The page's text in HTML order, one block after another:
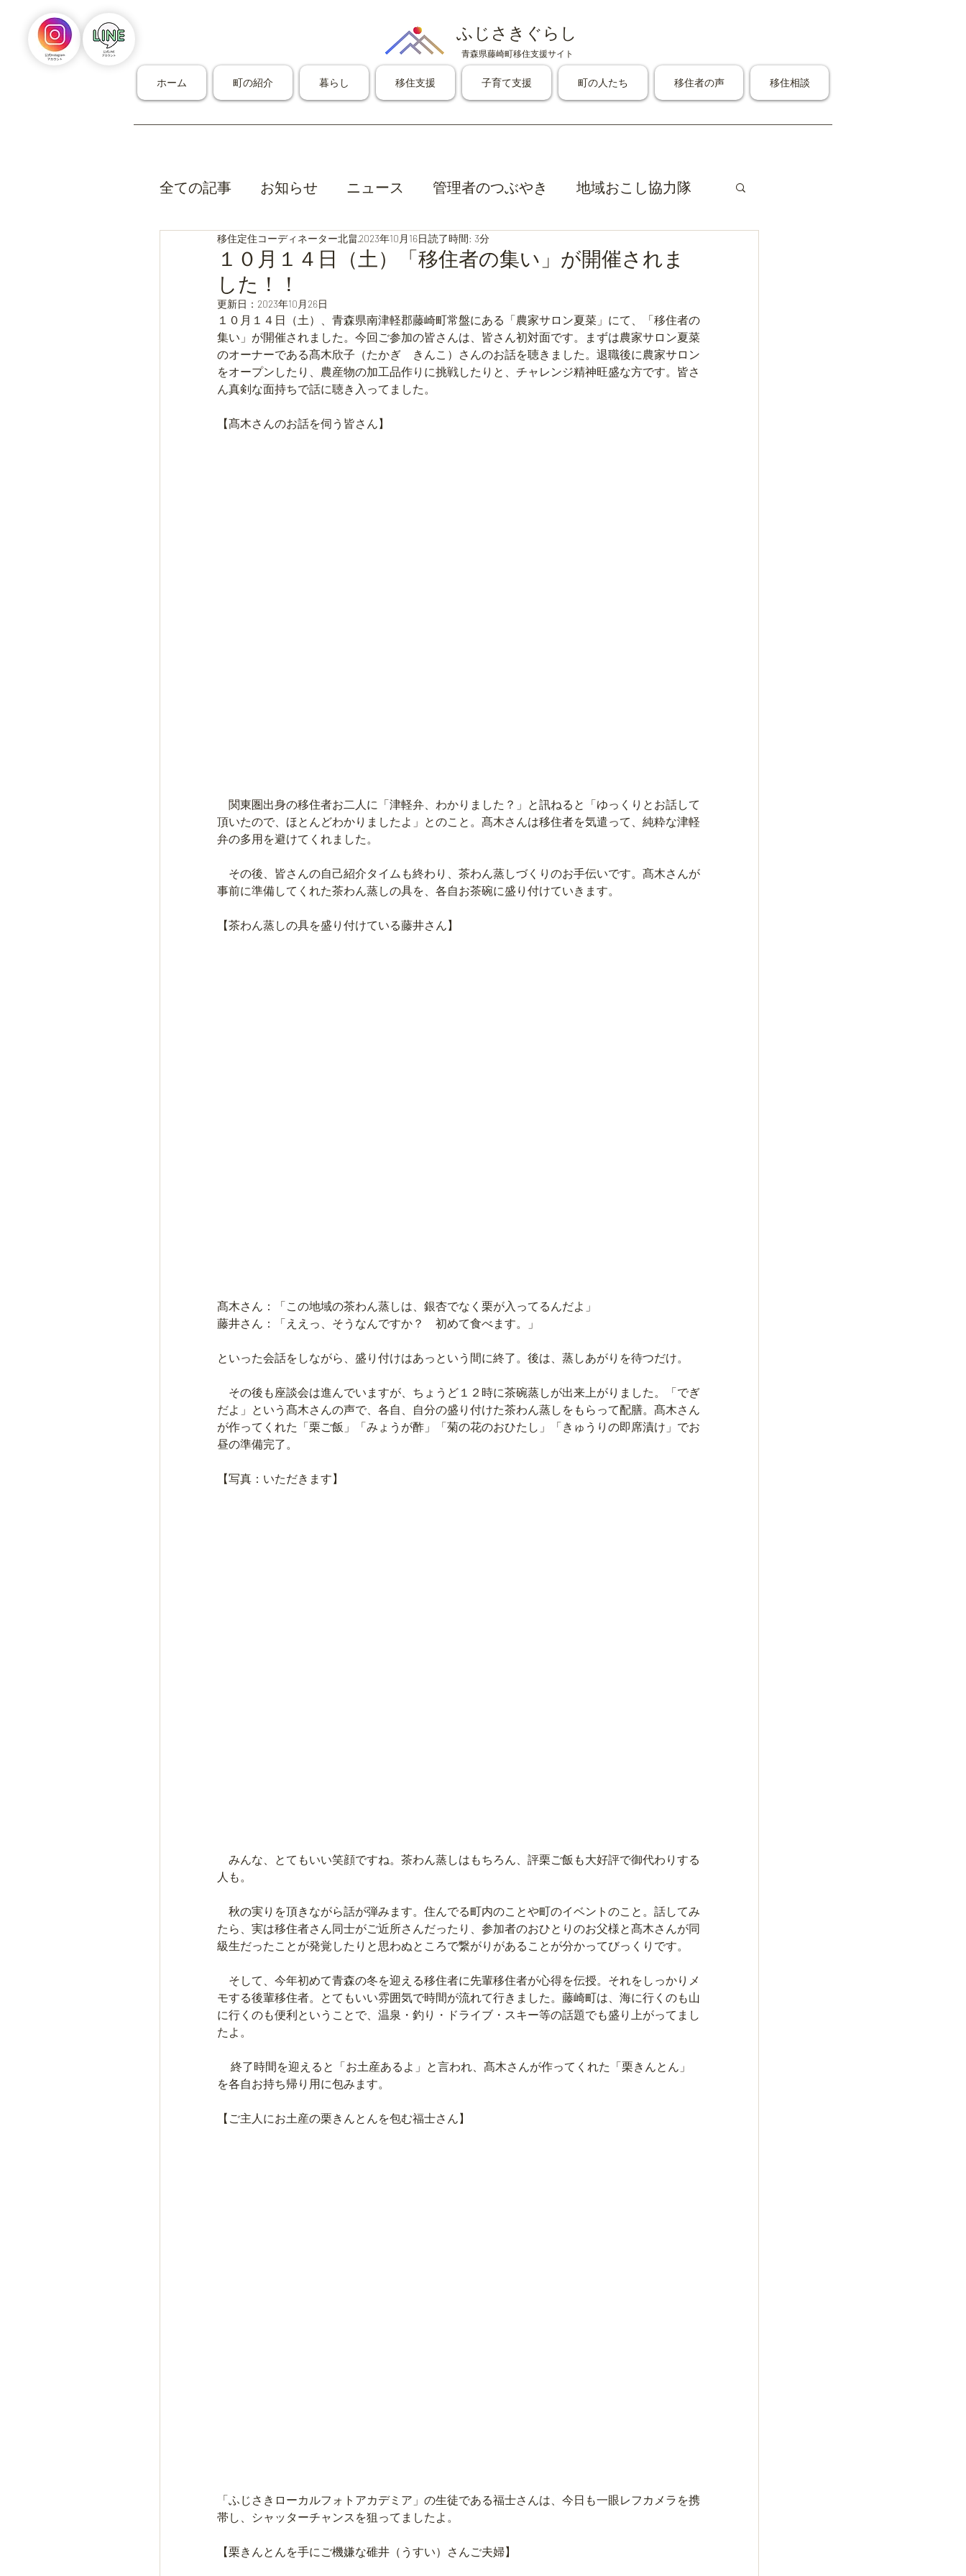
ふじさきぐらし
青森県藤崎町移住支援サイト
ホーム 町の紹介 暮らし 移住支援 子育て支援 町の人たち 移住者の声 移住相談
全ての記事 お知らせ ニュース 管理者のつぶやき 地域おこし協力隊
１０月１４日（土）「移住者の集い」が開催されま
した！！
移住定住コーディネーター北畠 2023年10月16日読了時間: 3分
更新日： 2023年10月26日
１０月１４日（土）、青森県南津軽郡藤崎町常盤にある「農家サロン夏菜」にて、「移住者の
集い」が開催されました。今回ご参加の皆さんは、皆さん初対面です。まずは農家サロン夏菜
のオーナーである髙木欣子（たかぎ　きんこ）さんのお話を聴きました。退職後に農家サロン
をオープンしたり、農産物の加工品作りに挑戦したりと、チャレンジ精神旺盛な方です。皆さ
ん真剣な面持ちで話に聴き入ってました。
【髙木さんのお話を伺う皆さん】
関東圏出身の移住者お二人に「津軽弁、わかりました？」と訊ねると「ゆっくりとお話して
頂いたので、ほとんどわかりましたよ」とのこと。髙木さんは移住者を気遣って、純粋な津軽
弁の多用を避けてくれました。
その後、皆さんの自己紹介タイムも終わり、茶わん蒸しづくりのお手伝いです。髙木さんが
事前に準備してくれた茶わん蒸しの具を、各自お茶碗に盛り付けていきます。
【茶わん蒸しの具を盛り付けている藤井さん】
髙木さん：「この地域の茶わん蒸しは、銀杏でなく栗が入ってるんだよ」
藤井さん：「ええっ、そうなんですか？　初めて食べます。」
といった会話をしながら、盛り付けはあっという間に終了。後は、蒸しあがりを待つだけ。
その後も座談会は進んでいますが、ちょうど１２時に茶碗蒸しが出来上がりました。「でぎ
だよ」という髙木さんの声で、各自、自分の盛り付けた茶わん蒸しをもらって配膳。髙木さん
が作ってくれた「栗ご飯」「みょうが酢」「菊の花のおひたし」「きゅうりの即席漬け」でお
昼の準備完了。
【写真：いただきます】
みんな、とてもいい笑顔ですね。茶わん蒸しはもちろん、評栗ご飯も大好評で御代わりする
人も。
秋の実りを頂きながら話が弾みます。住んでる町内のことや町のイベントのこと。話してみ
たら、実は移住者さん同士がご近所さんだったり、参加者のおひとりのお父様と髙木さんが同
級生だったことが発覚したりと思わぬところで繋がりがあることが分かってびっくりです。
そして、今年初めて青森の冬を迎える移住者に先輩移住者が心得を伝授。それをしっかりメ
モする後輩移住者。とてもいい雰囲気で時間が流れて行きました。藤崎町は、海に行くのも山
に行くのも便利ということで、温泉・釣り・ドライブ・スキー等の話題でも盛り上がってまし
たよ。
を各自お持ち帰り用に包みます。
【ご主人にお土産の栗きんとんを包む福士さん】
「ふじさきローカルフォトアカデミア」の生徒である福士さんは、今日も一眼レフカメラを携
帯し、シャッターチャンスを狙ってましたよ。
【栗きんとんを手にご機嫌な碓井（うすい）さんご夫婦】